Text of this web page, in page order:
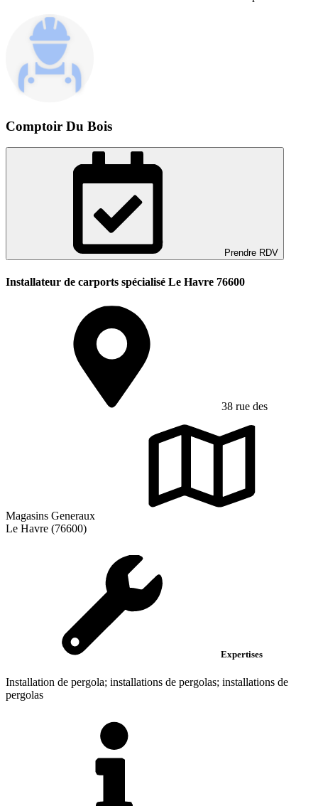
Comptoir Du Bois
Prendre RDV
Installateur de carports spécialisé Le Havre 76600
38 rue des
Magasins Generaux
Le Havre (76600)
Expertises
Installation de pergola; installations de pergolas; installations de
pergolas